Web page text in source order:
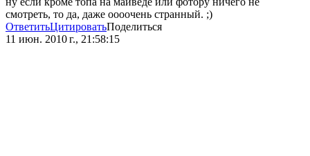
смотреть, то да, даже оооочень странный. ;)
ОтветитьЦитироватьПоделиться
11 июн. 2010 г., 21:58:15